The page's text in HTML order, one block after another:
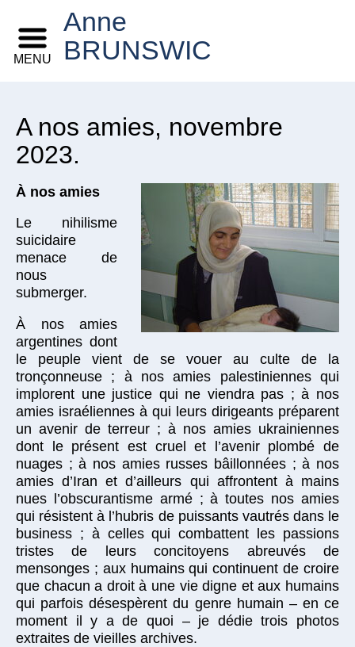
Anne
BRUNSWIC
MENU
A nos amies, novembre
2023.
À nos amies
Le nihilisme
suicidaire
menace de
nous
submerger.
À nos amies
argentines dont
le peuple vient de se vouer au culte de la
tronçonneuse ; à nos amies palestiniennes qui
implorent une justice qui ne viendra pas ; à nos
amies israéliennes à qui leurs dirigeants préparent
un avenir de terreur ; à nos amies ukrainiennes
dont le présent est cruel et l’avenir plombé de
nuages ; à nos amies russes bâillonnées ; à nos
amies d’Iran et d’ailleurs qui affrontent à mains
nues l’obscurantisme armé ; à toutes nos amies
qui résistent à l’hubris de puissants vautrés dans le
business ; à celles qui combattent les passions
tristes de leurs concitoyens abreuvés de
mensonges ; aux humains qui continuent de croire
que chacun a droit à une vie digne et aux humains
qui parfois désespèrent du genre humain – en ce
moment il y a de quoi – je dédie trois photos
extraites de vieilles archives.